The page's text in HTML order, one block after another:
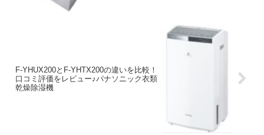
F-YHUX200とF-YHTX200の違いを比較！
口コミ評価をレビュー♪パナソニック衣類
乾燥除湿機